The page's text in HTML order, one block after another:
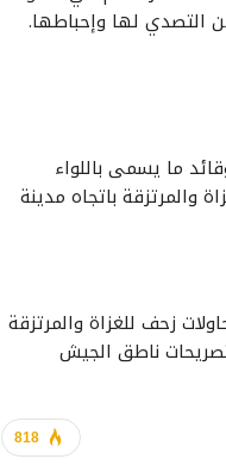
التصدي لها وإحباطها.
ما يسمى باللواء
والمرتزقة باتجاه مدينة
زحف للغزاة والمرتزقة
ناطق الجيش
818